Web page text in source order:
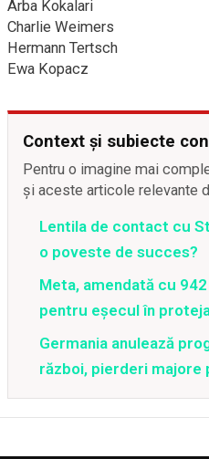
Arba Kokalari
Charlie Weimers
Hermann Tertsch
Ewa Kopacz
Context și subiecte
Pentru o imagine mai
și aceste articole relevante
Lentila de contact cu
o poveste de succes?
Meta, amendată cu
pentru eșecul în
Germania anulează
război, pierderi majore